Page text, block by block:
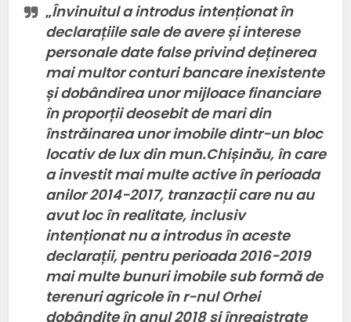
„Învinuitul a introdus intenționat în
declarațiile sale de avere și interese
personale date false privind deținerea
mai multor conturi bancare inexistente
și dobândirea unor mijloace financiare
în proporții deosebit de mari din
înstrăinarea unor imobile dintr-un bloc
locativ de lux din mun.Chișinău, în care
a investit mai multe active în perioada
anilor 2014-2017, tranzacții care nu au
avut loc în realitate, inclusiv
intenționat nu a introdus în aceste
declarații, pentru perioada 2016-2019
mai multe bunuri imobile sub formă de
terenuri agricole în r-nul Orhei
dobândite în anul 2018 și înregistrate